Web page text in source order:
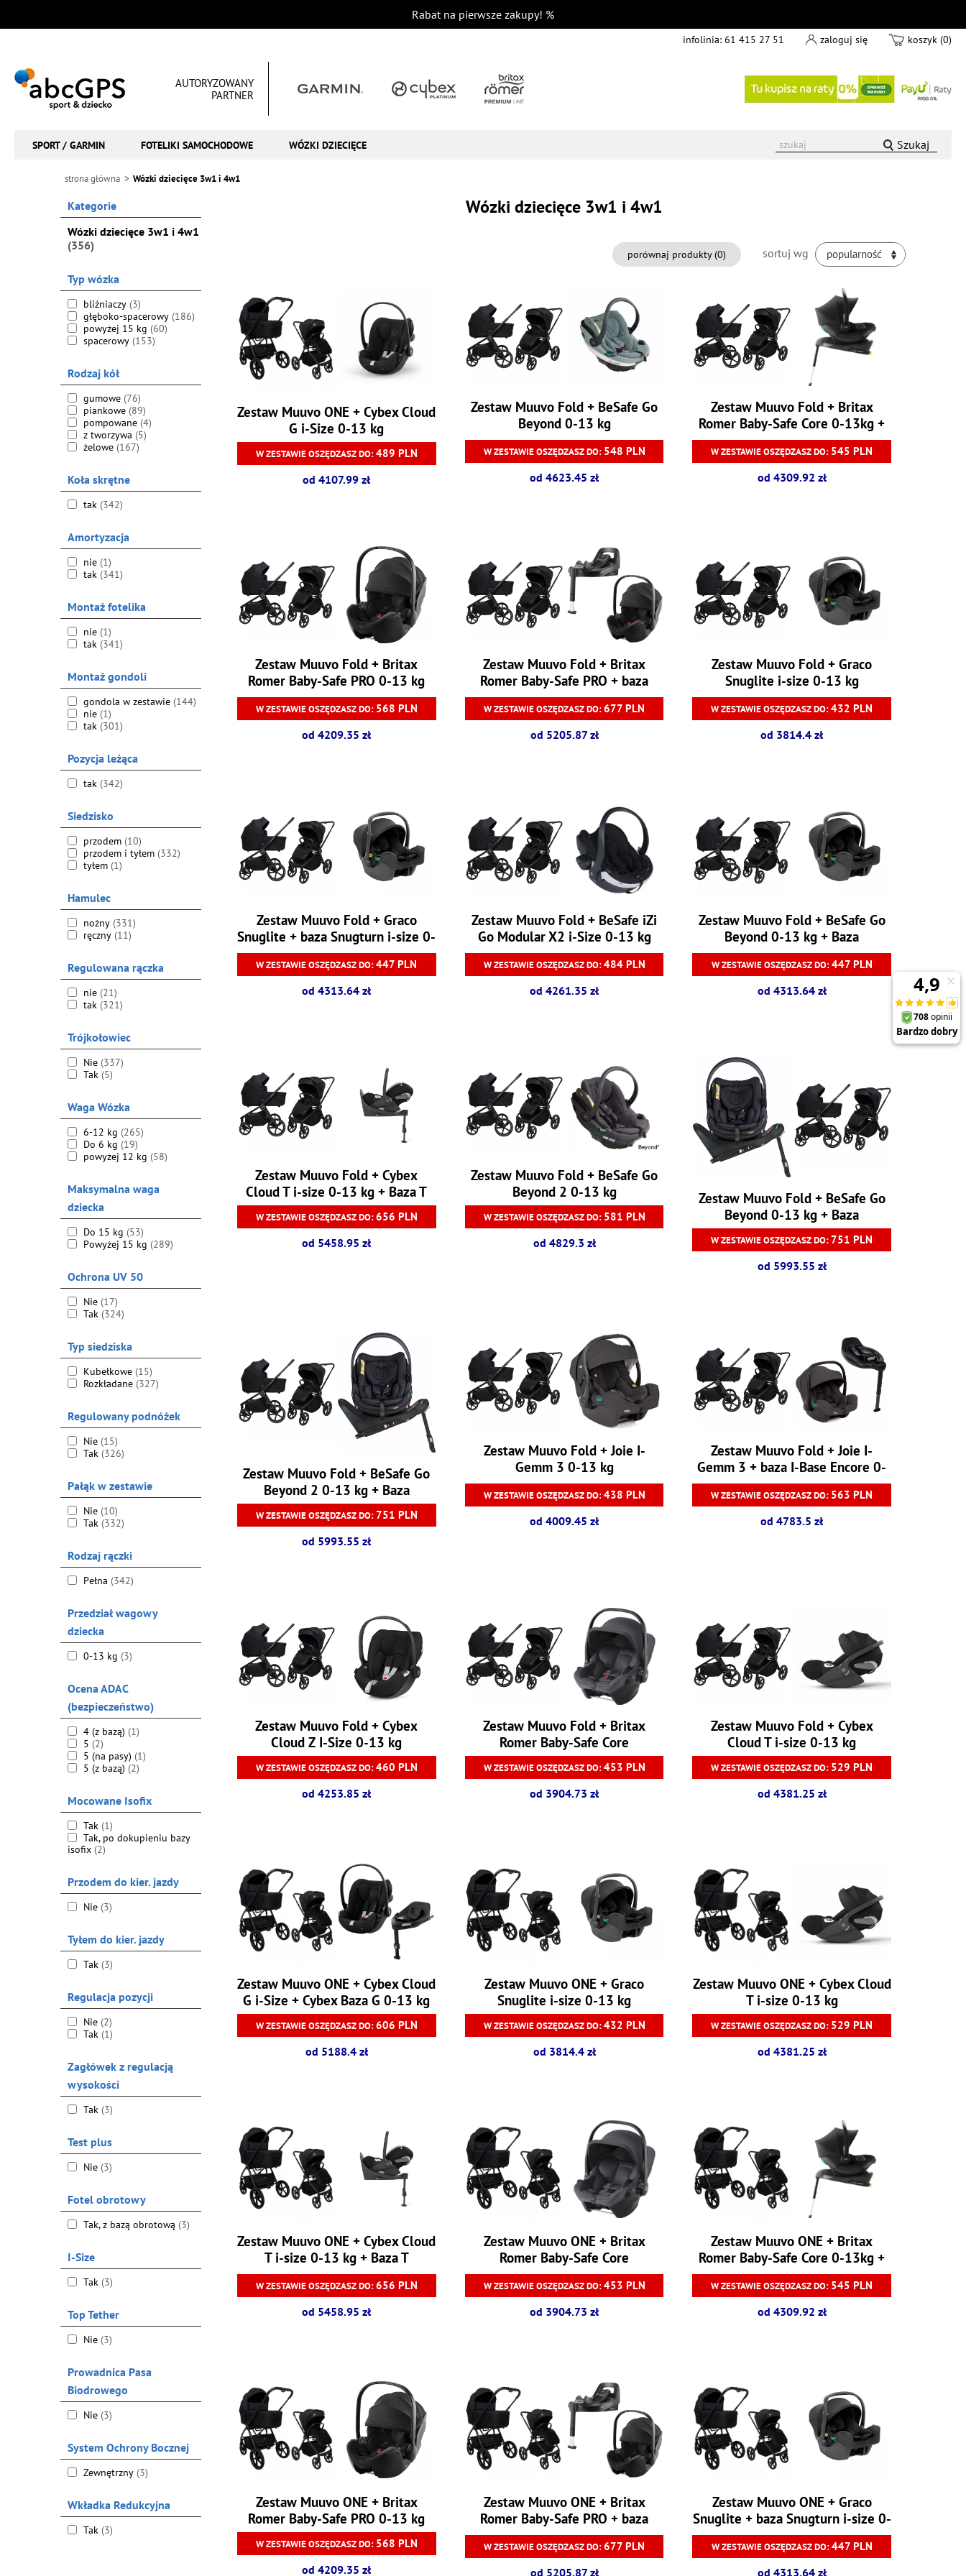
Rabat na pierwsze zakupy! %
infolinia: 61 415 27 51 zaloguj się koszyk (0)
AUTORYZOWANY
PARTNER
SPORT / GARMIN FOTELIKI SAMOCHODOWE WÓZKI DZIECIĘCE Szukaj
strona główna Wózki dziecięce 3w1 i 4w1
Kategorie
Wózki dziecięce 3w1 i 4w1
(356)
Typ wózka
bliźniaczy (3)
głęboko-spacerowy (186)
powyżej 15 kg (60)
spacerowy (153)
Rodzaj kół
gumowe (76)
piankowe (89)
pompowane (4)
z tworzywa (5)
żelowe (167)
Koła skrętne
tak (342)
Amortyzacja
nie (1)
tak (341)
Montaż fotelika
nie (1)
tak (341)
Montaż gondoli
gondola w zestawie (144)
nie (1)
tak (301)
Pozycja leżąca
tak (342)
Siedzisko
przodem (10)
przodem i tyłem (332)
tyłem (1)
Hamulec
nożny (331)
ręczny (11)
Regulowana rączka
nie (21)
tak (321)
Trójkołowiec
Nie (337)
Tak (5)
Waga Wózka
6-12 kg (265)
Do 6 kg (19)
powyżej 12 kg (58)
Maksymalna waga
dziecka
Do 15 kg (53)
Powyżej 15 kg (289)
Ochrona UV 50
Nie (17)
Tak (324)
Typ siedziska
Kubełkowe (15)
Rozkładane (327)
Regulowany podnóżek
Nie (15)
Tak (326)
Pałąk w zestawie
Nie (10)
Tak (332)
Rodzaj rączki
Pełna (342)
Przedział wagowy
dziecka
0-13 kg (3)
Ocena ADAC
(bezpieczeństwo)
4 (z bazą) (1)
5 (2)
5 (na pasy) (1)
5 (z bazą) (2)
Mocowane Isofix
Tak (1)
Tak, po dokupieniu bazy
isofix (2)
Przodem do kier. jazdy
Nie (3)
Tyłem do kier. jazdy
Tak (3)
Regulacja pozycji
Nie (2)
Tak (1)
Zagłówek z regulacją
wysokości
Tak (3)
Test plus
Nie (3)
Fotel obrotowy
Tak, z bazą obrotową (3)
I-Size
Tak (3)
Top Tether
Nie (3)
Prowadnica Pasa
Biodrowego
Nie (3)
System Ochrony Bocznej
Zewnętrzny (3)
Wkładka Redukcyjna
Tak (3)
Wózki dziecięce 3w1 i 4w1
sortuj wg popularność
porównaj produkty (0)
Zestaw Muuvo ONE + Cybex Cloud
G i-Size 0-13 kg
W ZESTAWIE OSZĘDZASZ DO:489 PLN
od 4107.99 zł
Zestaw Muuvo Fold + BeSafe Go
Beyond 0-13 kg
W ZESTAWIE OSZĘDZASZ DO: 548 PLN
od 4623.45 zł
Zestaw Muuvo Fold + Britax
Romer Baby-Safe Core 0-13kg +
baza Baby-Safe Core
W ZESTAWIE OSZĘDZASZ DO: 545 PLN
od 4309.92 zł
Zestaw Muuvo Fold + Britax
Romer Baby-Safe PRO 0-13 kg
W ZESTAWIE OSZĘDZASZ DO: 568 PLN
od 4209.35 zł
Zestaw Muuvo Fold + Britax
Romer Baby-Safe PRO + baza
Vario 0-13 kg
W ZESTAWIE OSZĘDZASZ DO:677 PLN
od 5205.87 zł
Zestaw Muuvo Fold + Graco
Snuglite i-size 0-13 kg
W ZESTAWIE OSZĘDZASZ DO:432 PLN
od 3814.4 zł
Zestaw Muuvo Fold + Graco
Snuglite + baza Snugturn i-size 0-
13 kg
W ZESTAWIE OSZĘDZASZ DO:447 PLN
od 4313.64 zł
Zestaw Muuvo Fold + BeSafe iZi
Go Modular X2 i-Size 0-13 kg
W ZESTAWIE OSZĘDZASZ DO:484 PLN
od 4261.35 zł
Zestaw Muuvo Fold + BeSafe Go
Beyond 0-13 kg + Baza
W ZESTAWIE OSZĘDZASZ DO:447 PLN
od 4313.64 zł
Zestaw Muuvo Fold + Cybex
Cloud T i-size 0-13 kg + Baza T
W ZESTAWIE OSZĘDZASZ DO:656 PLN
od 5458.95 zł
Zestaw Muuvo Fold + BeSafe Go
Beyond 2 0-13 kg
W ZESTAWIE OSZĘDZASZ DO: 581 PLN
od 4829.3 zł
Zestaw Muuvo Fold + BeSafe Go
Beyond 0-13 kg + Baza
W ZESTAWIE OSZĘDZASZ DO:751 PLN
od 5993.55 zł
Zestaw Muuvo Fold + BeSafe Go
Beyond 2 0-13 kg + Baza
W ZESTAWIE OSZĘDZASZ DO:751 PLN
od 5993.55 zł
Zestaw Muuvo Fold + Joie I-
Gemm 3 0-13 kg
W ZESTAWIE OSZĘDZASZ DO:438 PLN
od 4009.45 zł
Zestaw Muuvo Fold + Joie I-
Gemm 3 + baza I-Base Encore 0-
13 kg
W ZESTAWIE OSZĘDZASZ DO: 563 PLN
od 4783.5 zł
Zestaw Muuvo Fold + Cybex
Cloud Z I-Size 0-13 kg
W ZESTAWIE OSZĘDZASZ DO:460 PLN
od 4253.85 zł
Zestaw Muuvo Fold + Britax
Romer Baby-Safe Core
W ZESTAWIE OSZĘDZASZ DO:453 PLN
od 3904.73 zł
Zestaw Muuvo Fold + Cybex
Cloud T i-size 0-13 kg
W ZESTAWIE OSZĘDZASZ DO: 529 PLN
od 4381.25 zł
Zestaw Muuvo ONE + Cybex Cloud
G i-Size + Cybex Baza G 0-13 kg
W ZESTAWIE OSZĘDZASZ DO:606 PLN
od 5188.4 zł
Zestaw Muuvo ONE + Graco
Snuglite i-size 0-13 kg
W ZESTAWIE OSZĘDZASZ DO:432 PLN
od 3814.4 zł
Zestaw Muuvo ONE + Cybex Cloud
T i-size 0-13 kg
W ZESTAWIE OSZĘDZASZ DO: 529 PLN
od 4381.25 zł
Zestaw Muuvo ONE + Cybex Cloud
T i-size 0-13 kg + Baza T
W ZESTAWIE OSZĘDZASZ DO:656 PLN
od 5458.95 zł
Zestaw Muuvo ONE + Britax
Romer Baby-Safe Core
W ZESTAWIE OSZĘDZASZ DO:453 PLN
od 3904.73 zł
Zestaw Muuvo ONE + Britax
Romer Baby-Safe Core 0-13kg +
baza Baby-Safe Core
W ZESTAWIE OSZĘDZASZ DO: 545 PLN
od 4309.92 zł
Zestaw Muuvo ONE + Britax
Romer Baby-Safe PRO 0-13 kg
W ZESTAWIE OSZĘDZASZ DO: 568 PLN
od 4209.35 zł
Zestaw Muuvo ONE + Britax
Romer Baby-Safe PRO + baza
Vario 0-13 kg
W ZESTAWIE OSZĘDZASZ DO:677 PLN
od 5205.87 zł
Zestaw Muuvo ONE + Graco
Snuglite + baza Snugturn i-size 0-
13 kg
W ZESTAWIE OSZĘDZASZ DO:447 PLN
od 4313.64 zł